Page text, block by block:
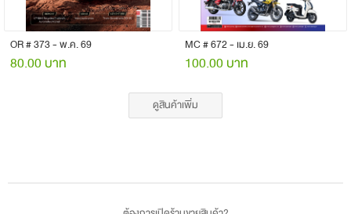
OR # 373 - พ.ค. 69
80.00 บาท
MC # 672 - เม.ย. 69
100.00 บาท
ดูสินค้าเพิ่ม